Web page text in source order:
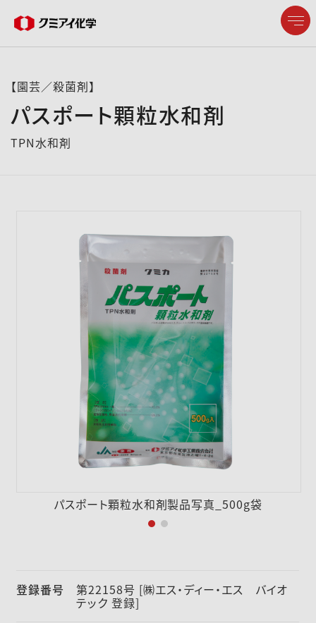
お問い合わせ English
企業情報
サステナビリティ
株主・投資家情報
【園芸／殺菌剤】
パスポート顆粒水和剤
TPN水和剤
パスポート顆粒水和剤製品写真_500g袋
登録番号 第22158号 [㈱エス・ディー・エス バイオ
テック 登録]